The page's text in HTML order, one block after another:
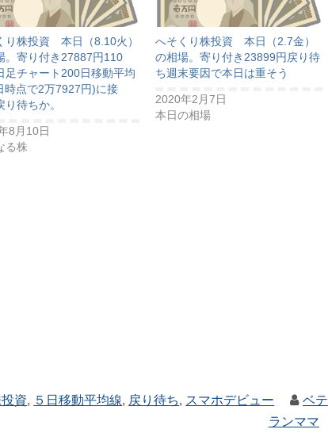
り株投資 本日（8.10火）
。寄り付き27887円110
足チャート200日移動平均
時点で2万7927円)に接
り待ちか。
8月10日
る株
へそくり株投資 本日（2.7金）
の相場。寄り付き23899円戻り待
ち週末要因で本日は重そう
2020年2月7日
本日の相場
資, ５日移動平均線, 戻り待ち, スマホデビュー
ベテ
ランママ